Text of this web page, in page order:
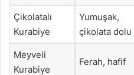
Çikolatalı
Kurabiye
Yumuşak,
çikolata dolu
Meyveli
Kurabiye
Ferah, hafif